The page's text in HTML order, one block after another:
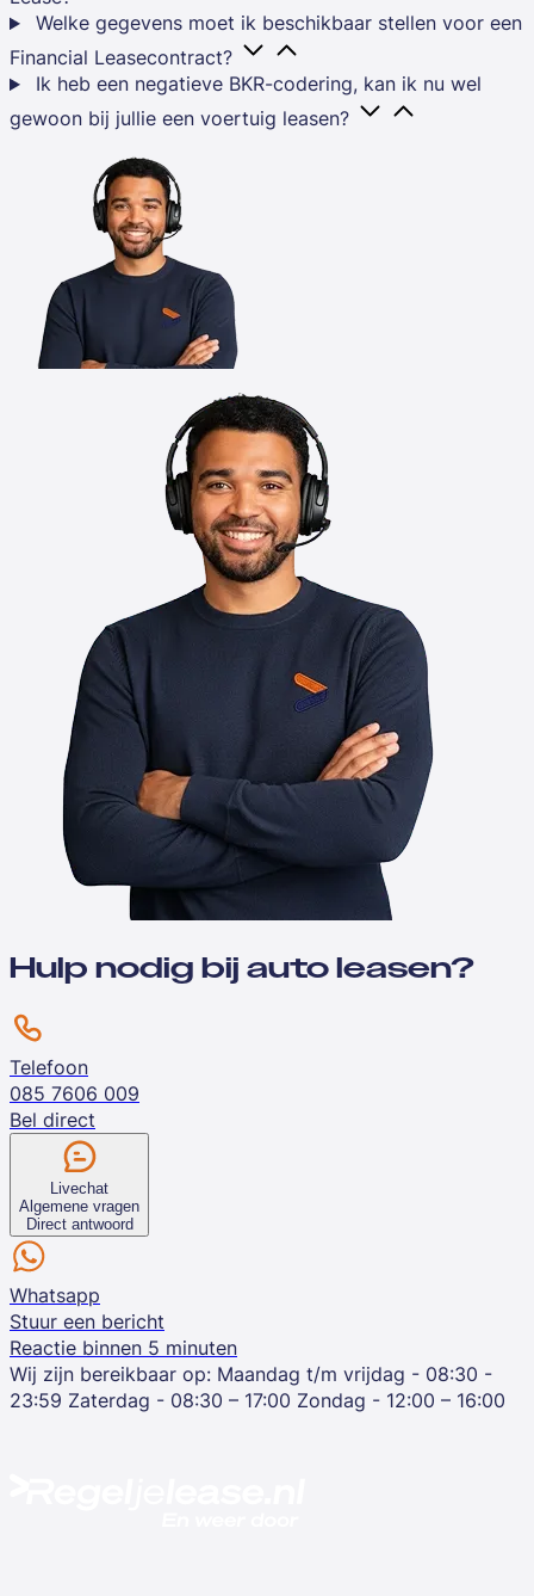
Welke gegevens moet ik beschikbaar stellen voor een
Financial Leasecontract?
Ik heb een negatieve BKR-codering, kan ik nu wel
gewoon bij jullie een voertuig leasen?
Hulp nodig bij auto leasen?
Telefoon
085 7606 009
Bel direct
Livechat
Algemene vragen
Direct antwoord
Whatsapp
Stuur een bericht
Reactie binnen 5 minuten
Wij zijn bereikbaar op: Maandag t/m vrijdag - 08:30 -
23:59 Zaterdag - 08:30 – 17:00 Zondag - 12:00 – 16:00